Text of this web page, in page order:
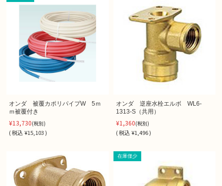
オンダ 被覆カポリパイプW 5ｍ
ｍ被覆付き
¥13,730(税別)
(税込¥15,103 )
オンダ 逆座水栓エルボ WL6-
1313-S（共用）
¥1,360(税別)
(税込 ¥1,496 )
在庫僅少